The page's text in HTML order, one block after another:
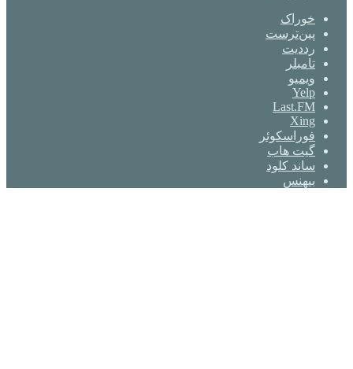
خوراک
‫پین‌ترست
‫رددیت
‫تامبلر
ویمیو
Yelp
Last.FM
Xing
فوراسکوئر
گیت ‌هاب
ساند کلود
بیهنس